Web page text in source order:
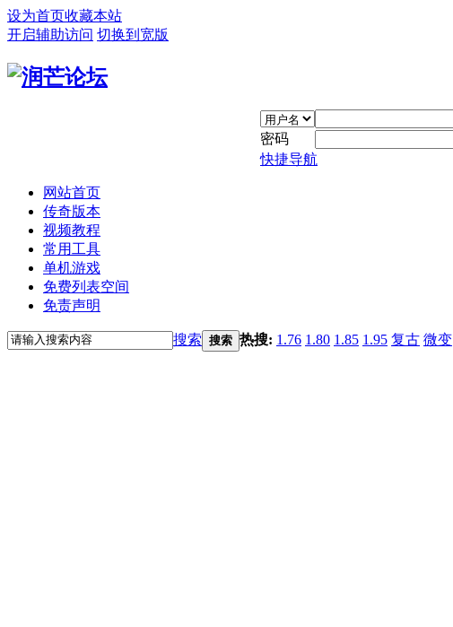
设为首页收藏本站
开启辅助访问 切换到宽版
密码
快捷导航
网站首页
传奇版本
视频教程
常用工具
单机游戏
免费列表空间
免责声明
搜索 搜索 热搜: 1.76 1.80 1.85 1.95 复古 微变